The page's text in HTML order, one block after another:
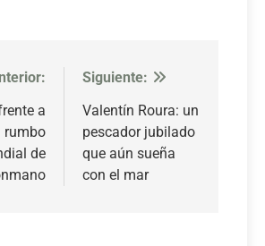
a
rumbo
de
Siguiente:
Valentín Roura: un
pescador jubilado
que aún sueña
con el mar